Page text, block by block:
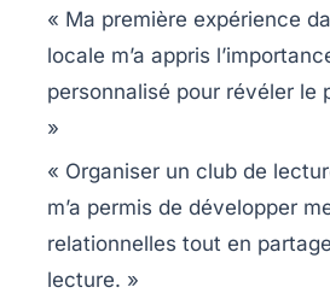
« Ma première expérience
locale m’a appris
personnalisé pour révéler le
»
« Organiser un club de
m’a permis de développer
relationnelles tout en
lecture. »